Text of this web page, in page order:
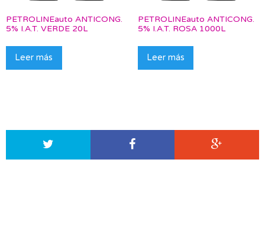
PETROLINEauto ANTICONG.
5% I.A.T. VERDE 20L
Leer más
PETROLINEauto ANTICONG.
5% I.A.T. ROSA 1000L
Leer más